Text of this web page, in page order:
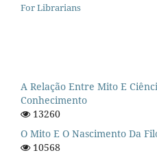
For Librarians
A Relação Entre Mito E
Conhecimento
13260
O Mito E O Nascimento Da
10568